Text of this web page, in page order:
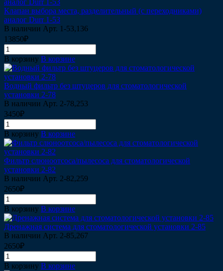
Клапан выбора места, разделительный (с переходниками)
аналог Durr 1-53
В наличии Арт. 1-53,136
13850₽
В корзину В корзине
Водный фильтр без штуцеров для стоматологической
установки 2-78
В наличии Арт. 2-78,253
3450₽
В корзину В корзине
Фильтр слюноотсоса/пылесоса для стоматологической
установки 2-82
В наличии Арт. 2-82,259
2650₽
В корзину В корзине
Дренажная система для стоматологической установки 2-85
В наличии Арт. 2-85,267
2650₽
В корзину В корзине